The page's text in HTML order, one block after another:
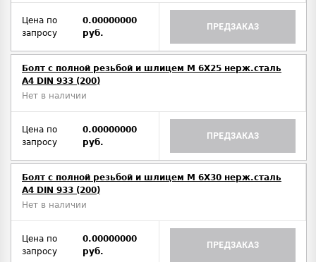
Цена по
запросу
0.00000000
руб.
ПРЕДЗАКАЗ
Болт с полной резьбой и шлицем M 6Х25 нерж.сталь
A4 DIN 933 (200)
Нет в наличии
Цена по
запросу
0.00000000
руб.
ПРЕДЗАКАЗ
Болт с полной резьбой и шлицем M 6Х30 нерж.сталь
A4 DIN 933 (200)
Нет в наличии
Цена по
запросу
0.00000000
руб.
ПРЕДЗАКАЗ